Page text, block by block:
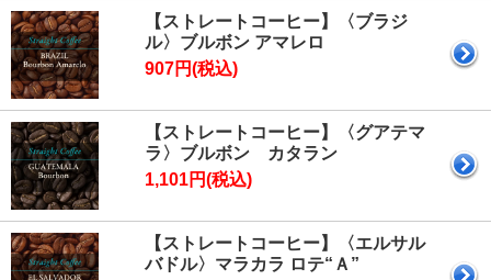
【ストレートコーヒー】〈ブラジ
ル〉ブルボン アマレロ
907円(税込)
【ストレートコーヒー】〈グアテマ
ラ〉ブルボン カタラン
1,101円(税込)
【ストレートコーヒー】〈エルサル
バドル〉マラカラ ロテ“Ａ”